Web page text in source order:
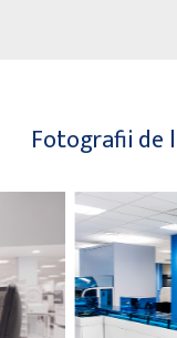
Fotografii de